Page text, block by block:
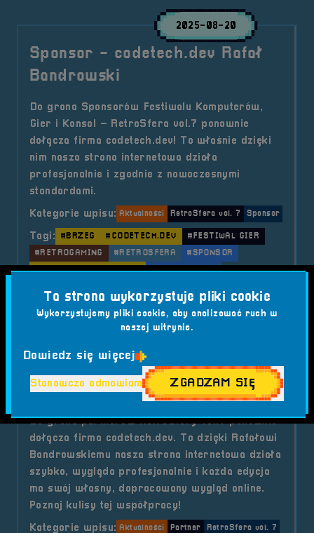
2025-08-20
Sponsor - codetech.dev Rafał
Bandrowski
Do grona Sponsorów Festiwalu Komputerów,
Gier i Konsol – RetroSfera vol.7 ponownie
dołącza firma codetech.dev! To właśnie dzięki
nim nasza strona internetowa działa
profesjonalnie i zgodnie z nowoczesnymi
standardami.
Kategorie wpisu: Aktualności RetroSfera vol. 7 Sponsor
Tagi: #BRZEG #CODETECH.DEV
#FESTIWAL GIER
#RETROGAMING
#RETROSFERA
#SPONSOR
#STRONY INTERNETOWE
#TECHNOLOGIA
Czytaj artykuł o tytule Sponsor &#8211;
Partner - codetech.dev
Do grona partnerów RetroSfery vol.7 ponownie
dołącza firma codetech.dev. To dzięki Rafałowi
Bandrowskiemu nasza strona internetowa działa
szybko, wygląda profesjonalnie i każda edycja
ma swój własny, dopracowany wygląd online.
Poznaj kulisy tej współpracy!
Kategorie wpisu: Aktualności Partner RetroSfera vol. 7
Ta strona wykorzystuje pliki cookie
Wykorzystujemy pliki cookie, aby analizować ruch w
naszej witrynie.
Dowiedz się więcej
Stanowczo odmawiam ZGADZAM SIĘ